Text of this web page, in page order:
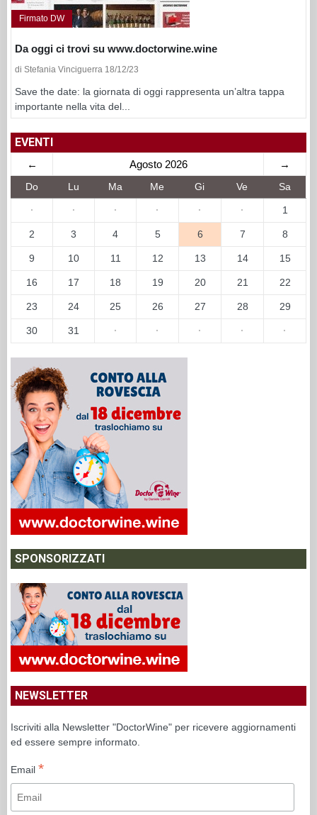
Firmato DW
Da oggi ci trovi su www.doctorwine.wine
di Stefania Vinciguerra 18/12/23
Save the date: la giornata di oggi rappresenta un’altra tappa
importante nella vita del...
EVENTI
← Agosto 2026 →
Do Lu Ma Me Gi Ve Sa
· · · · · · 1
2 3 4 5 6 7 8
9 10 11 12 13 14 15
16 17 18 19 20 21 22
23 24 25 26 27 28 29
30 31 · · · · ·
SPONSORIZZATI
NEWSLETTER
Iscriviti alla Newsletter "DoctorWine" per ricevere aggiornamenti
ed essere sempre informato.
Email *